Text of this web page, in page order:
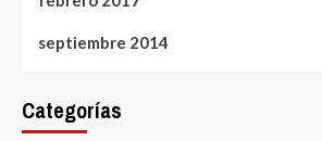
septiembre 2014
Categorías